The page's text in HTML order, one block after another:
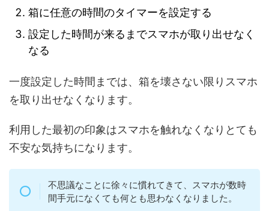
箱に任意の時間のタイマーを設定する
設定した時間が来るまでスマホが取り出せなく
なる
一度設定した時間までは、箱を壊さない限りスマホ
を取り出せなくなります。
利用した最初の印象はスマホを触れなくなりとても
不安な気持ちになります。
不思議なことに徐々に慣れてきて、スマホが数時
間手元になくても何とも思わなくなりました。